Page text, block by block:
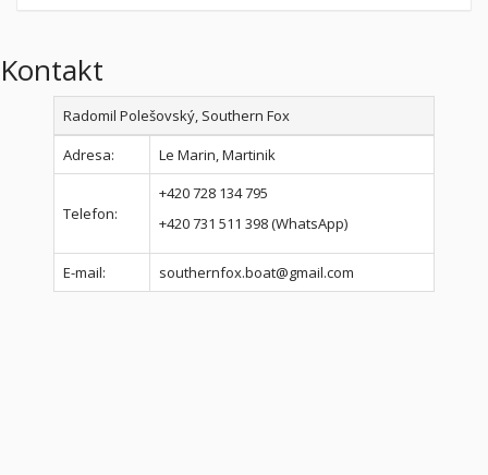
Kontakt
Radomil Polešovský, Southern Fox
Adresa:
Le Marin, Martinik
Telefon:
+420 728 134 795
+420 731 511 398 (WhatsApp)
E-mail: southernfox.boat@gmail.com